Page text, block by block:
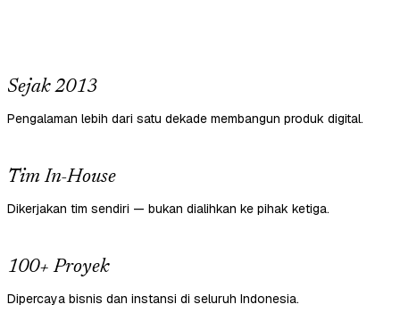
Sejak 2013
Pengalaman lebih dari satu dekade membangun produk digital.
Tim In-House
Dikerjakan tim sendiri — bukan dialihkan ke pihak ketiga.
100+ Proyek
Dipercaya bisnis dan instansi di seluruh Indonesia.